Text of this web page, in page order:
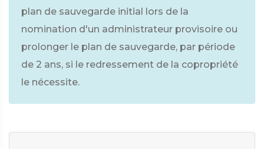
plan de sauvegarde initial lors de la
nomination d'un administrateur provisoire ou
prolonger le plan de sauvegarde, par période
de 2 ans, si le redressement de la copropriété
le nécessite.